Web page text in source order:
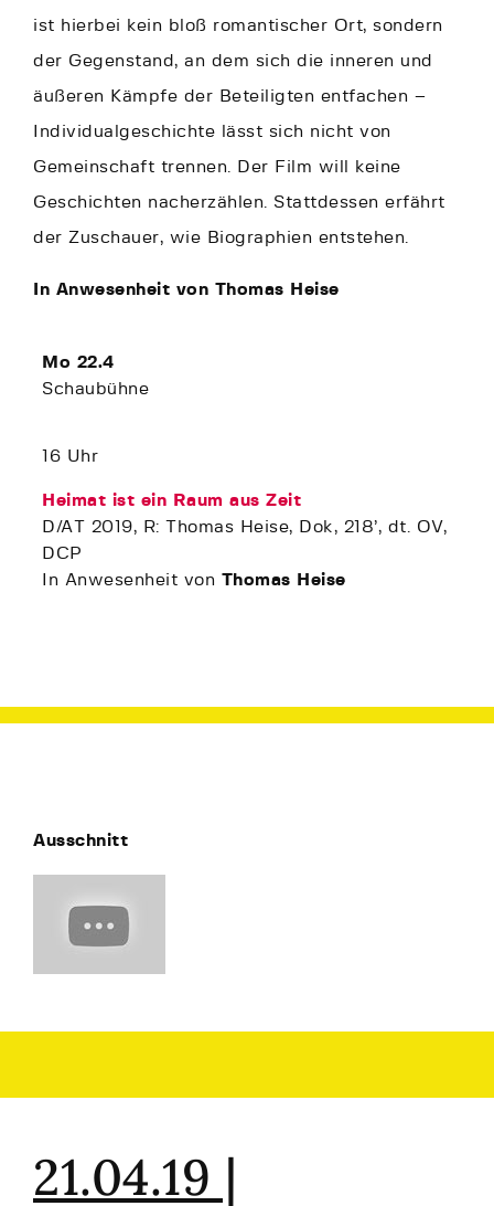
ist hierbei kein bloß romantischer Ort, sondern
der Gegenstand, an dem sich die inneren und
äußeren Kämpfe der Beteiligten entfachen –
Individualgeschichte lässt sich nicht von
Gemeinschaft trennen. Der Film will keine
Geschichten nacherzählen. Stattdessen erfährt
der Zuschauer, wie Biographien entstehen.
In Anwesenheit von Thomas Heise
Mo 22.4
Schaubühne
16 Uhr
Heimat ist ein Raum aus Zeit
D/AT 2019, R: Thomas Heise, Dok, 218’, dt. OV,
DCP
In Anwesenheit von Thomas Heise
Ausschnitt
21.04.19 |